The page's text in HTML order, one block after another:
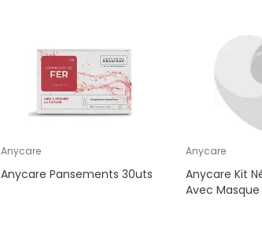
Anycare
Anycare Pansements 30uts
Anycare
Anycare Kit
Avec